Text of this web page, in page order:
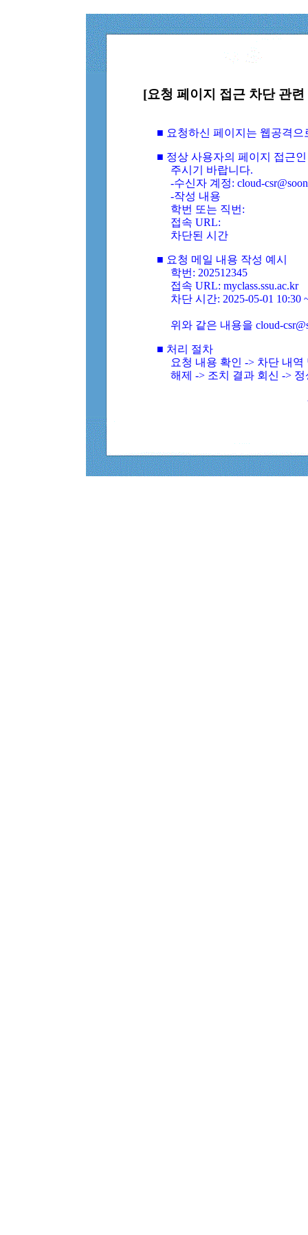
[요청 페이지 접근 차단 관
■ 요청하신 페이지는 웹공격
■ 정상 사용자의 페이지 접근
주시기 바랍니다.
-수신자 계정: cloud-
-작성 내용
학번 또는 직번:
접속 URL:
차단된 시간
■ 요청 메일 내용 작성 예시
학번: 202512345
접속 URL: myclass.ssu.ac.kr
차단 시간: 2025-05-01 10:30
위와 같은 내용을 cloud-
■ 처리 절차
요청 내용 확인 -> 차단 내
해제 -> 조치 결과 회신 ->